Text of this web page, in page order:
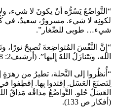
“التَّواضُعُ يَسُرُّه أنْ يكونَ لا شيء،
لكونِه لا شيء. مسرورٌ، سعيدٌ،
شيء… طوبى للصِّغار”.
“إِنَّ النَّفْسَ المُتواضِعةَ تُصبِحُ نورًا،
الله، ويَتَنازَلُ اللهُ إِليها”. (أرشيف2: 168).
“أُنظُروا إلى النَّحلة، تطيرُ من
لِتَصنَعَ العَسَل. إقتدوا بِها. إقطِفوا
العَسَلُ حُلو. التَّواضُعُ مذاقُه مَذاقُ
(أفكار ص 133).